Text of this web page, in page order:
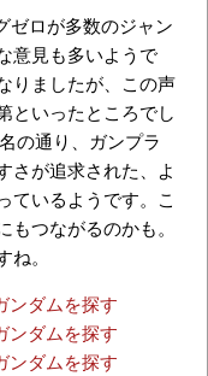
ゼロが多数のジャン
意見も多いようで
りましたが、この声
といったところでし
の通り、ガンプラ
さが追求された、よ
ているようです。こ
つながるのかも。
。
ンダムを探す
ンダムを探す
ンダムを探す